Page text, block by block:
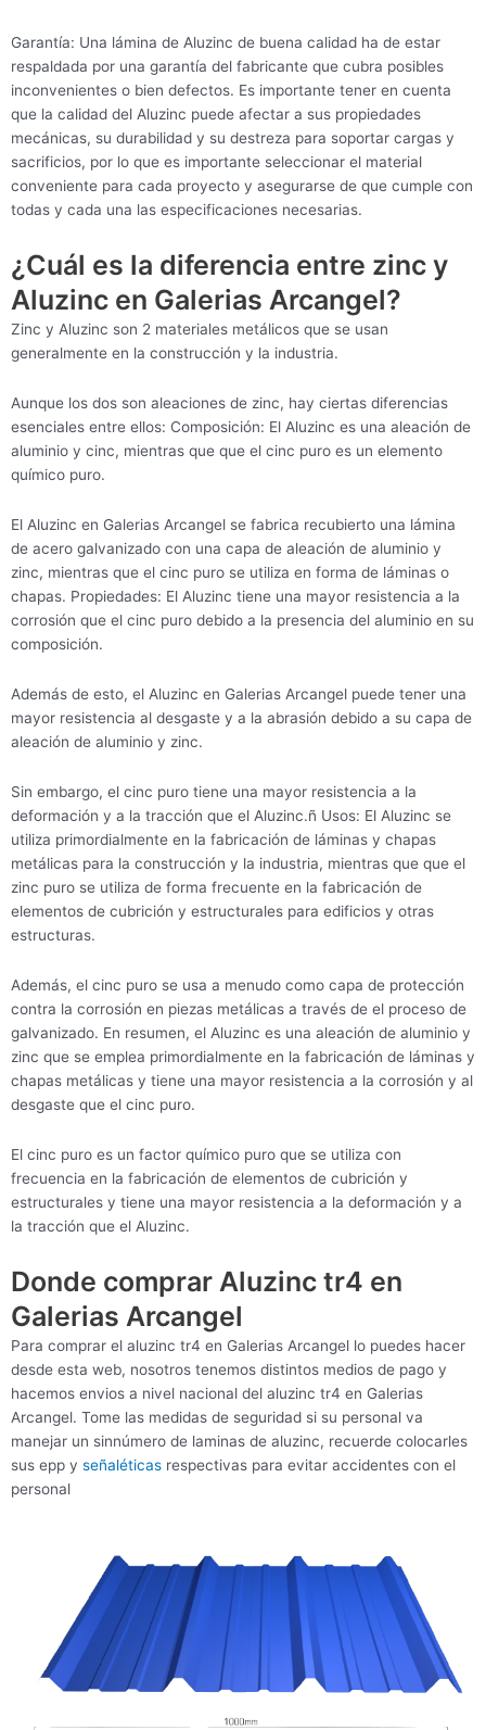
Garantía: Una lámina de Aluzinc de buena calidad ha de estar
respaldada por una garantía del fabricante que cubra posibles
inconvenientes o bien defectos. Es importante tener en cuenta
que la calidad del Aluzinc puede afectar a sus propiedades
mecánicas, su durabilidad y su destreza para soportar cargas y
sacrificios, por lo que es importante seleccionar el material
conveniente para cada proyecto y asegurarse de que cumple con
todas y cada una las especificaciones necesarias.
¿Cuál es la diferencia entre zinc y
Aluzinc en Galerias Arcangel?
Zinc y Aluzinc son 2 materiales metálicos que se usan
generalmente en la construcción y la industria.
Aunque los dos son aleaciones de zinc, hay ciertas diferencias
esenciales entre ellos: Composición: El Aluzinc es una aleación de
aluminio y cinc, mientras que que el cinc puro es un elemento
químico puro.
El Aluzinc en Galerias Arcangel se fabrica recubierto una lámina
de acero galvanizado con una capa de aleación de aluminio y
zinc, mientras que el cinc puro se utiliza en forma de láminas o
chapas. Propiedades: El Aluzinc tiene una mayor resistencia a la
corrosión que el cinc puro debido a la presencia del aluminio en su
composición.
Además de esto, el Aluzinc en Galerias Arcangel puede tener una
mayor resistencia al desgaste y a la abrasión debido a su capa de
aleación de aluminio y zinc.
Sin embargo, el cinc puro tiene una mayor resistencia a la
deformación y a la tracción que el Aluzinc.ñ Usos: El Aluzinc se
utiliza primordialmente en la fabricación de láminas y chapas
metálicas para la construcción y la industria, mientras que que el
zinc puro se utiliza de forma frecuente en la fabricación de
elementos de cubrición y estructurales para edificios y otras
estructuras.
Además, el cinc puro se usa a menudo como capa de protección
contra la corrosión en piezas metálicas a través de el proceso de
galvanizado. En resumen, el Aluzinc es una aleación de aluminio y
zinc que se emplea primordialmente en la fabricación de láminas y
chapas metálicas y tiene una mayor resistencia a la corrosión y al
desgaste que el cinc puro.
El cinc puro es un factor químico puro que se utiliza con
frecuencia en la fabricación de elementos de cubrición y
estructurales y tiene una mayor resistencia a la deformación y a
la tracción que el Aluzinc.
Donde comprar Aluzinc tr4 en
Galerias Arcangel
Para comprar el aluzinc tr4 en Galerias Arcangel lo puedes hacer
desde esta web, nosotros tenemos distintos medios de pago y
hacemos envios a nivel nacional del aluzinc tr4 en Galerias
Arcangel. Tome las medidas de seguridad si su personal va
manejar un sinnúmero de laminas de aluzinc, recuerde colocarles
sus epp y señaléticas respectivas para evitar accidentes con el
personal